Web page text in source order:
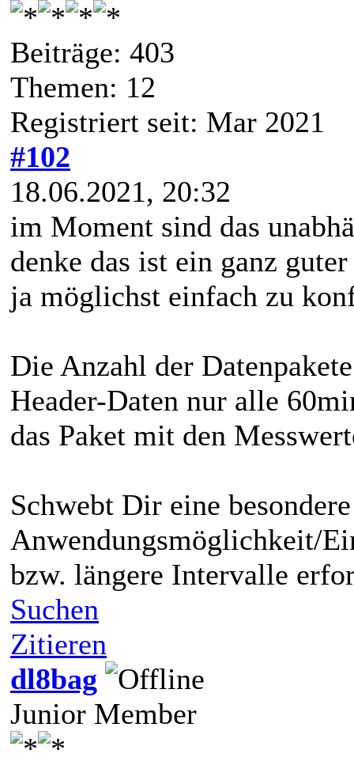
Beiträge: 403
Themen: 12
Registriert seit: Mar 2021
#102
18.06.2021, 20:32
im Moment sind das
denke das ist ein ganz
ja möglichst einfach zu
Die Anzahl der
Header-Daten nur alle
das Paket mit den
Schwebt Dir eine besondere
Anwendungsmöglichkeit/
bzw. längere Intervalle
Suchen
Zitieren
dl8bag
Junior Member